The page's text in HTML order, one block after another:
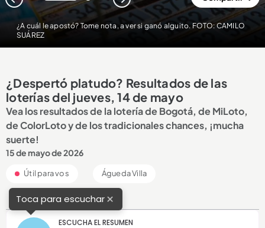
¿A cuál le apostó? Tome nota, a ver si ganó alguito. FOTO: CAMILO
SUÁREZ
¿Despertó platudo? Resultados de las
loterías del jueves, 14 de mayo
Vea los resultados de la lotería de Bogotá, de MiLoto,
de ColorLoto y de los tradicionales chances, ¡mucha
suerte!
15 de mayo de 2026
Útil para vos Águeda Villa
Toca para escuchar×
ESCUCHA EL RESUMEN